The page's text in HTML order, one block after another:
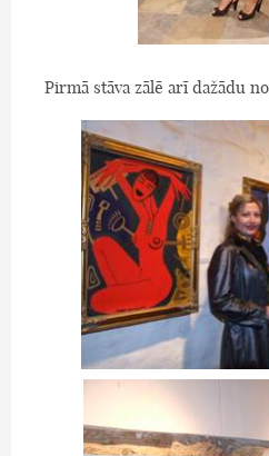
Pirmā stāva zālē arī dažādu